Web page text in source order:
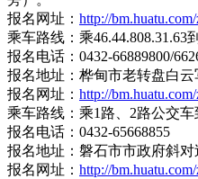
报名网址： http://
乘车路线：乘46.44.808.31.63
报名电话：0432-66889800/
报名地址：桦甸市老转盘白云
报名网址： http://
乘车路线：乘1路、2路公交车
报名电话：0432-65668855
报名地址：磐石市市政府斜对
报名网址： http://